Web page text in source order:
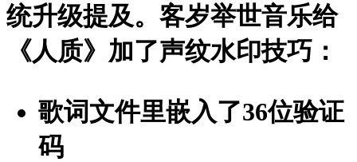
统升级提及。客岁举世音乐给
《人质》加了声纹水印技巧：
歌词文件里嵌入了36位验证
码